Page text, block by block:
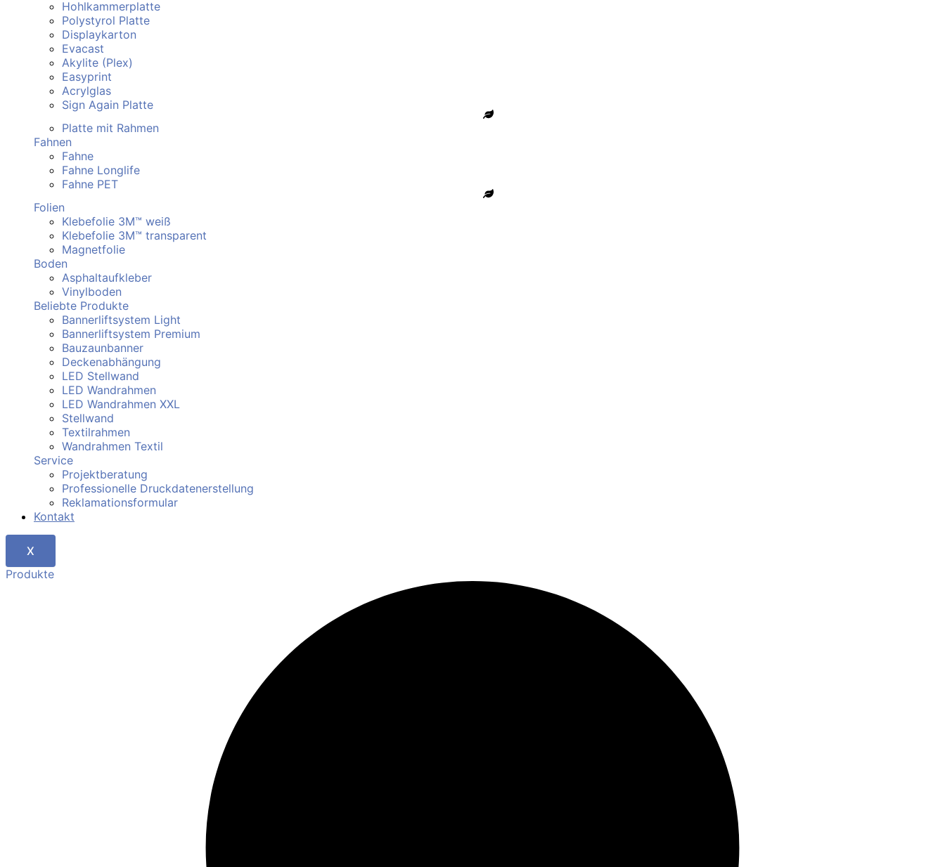
Hohlkammerplatte
Polystyrol Platte
Displaykarton
Evacast
Akylite (Plex)
Easyprint
Acrylglas
Sign Again Platte
Platte mit Rahmen
Fahnen
Fahne
Fahne Longlife
Fahne PET
Folien
Klebefolie 3M™ weiß
Klebefolie 3M™ transparent
Magnetfolie
Boden
Asphaltaufkleber
Vinylboden
Beliebte Produkte
Bannerliftsystem Light
Bannerliftsystem Premium
Bauzaunbanner
Deckenabhängung
LED Stellwand
LED Wandrahmen
LED Wandrahmen XXL
Stellwand
Textilrahmen
Wandrahmen Textil
Service
Projektberatung
Professionelle Druckdatenerstellung
Reklamationsformular
Kontakt
X
Produkte